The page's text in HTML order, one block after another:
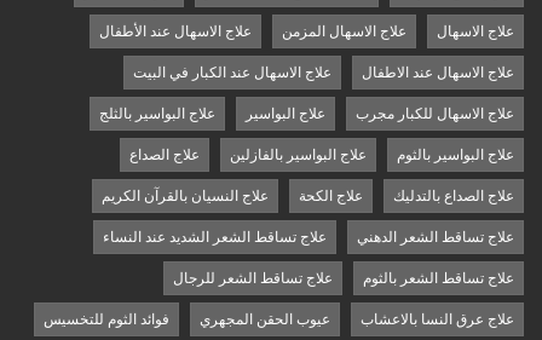
علاج الاسهال علاج الاسهال المزمن علاج الاسهال عند الأطفال
علاج الاسهال عند الاطفال علاج الاسهال عند الكبار في البيت
علاج الاسهال للكبار مجرب علاج البواسير علاج البواسير بالثلج
علاج البواسير بالثوم علاج البواسير بالفازلين علاج الصداع
علاج الصداع بالتدليك علاج الكحة علاج النسيان بالقرآن الكريم
علاج تساقط الشعر الدهني علاج تساقط الشعر الشديد عند النساء
علاج تساقط الشعر بالثوم علاج تساقط الشعر للرجال
علاج عرق النسا بالاعشاب عيوب الحقن المجهري فوائد الثوم للتخسيس